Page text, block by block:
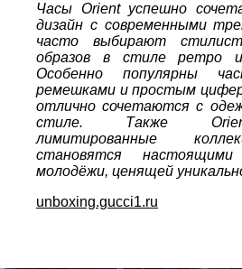
Часы Orient успешно
дизайн с современными
часто выбирают
образов в стиле ретро
Особенно популярны
ремешками и простым
отлично сочетаются с
стиле. Также
лимитированные
становятся
молодёжи, ценящей
unboxing.gucci1.ru